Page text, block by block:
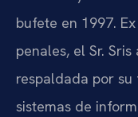
bufete en 1997.
penales, el Sr.
respaldada por
sistemas de